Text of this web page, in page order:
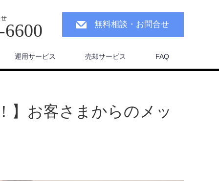
6600 無料相談・お問合せ
運用サービス 売却サービス FAQ
】お客さまからのメッ